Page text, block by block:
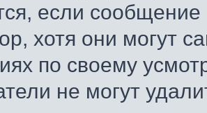
если
хотя они могут
по своему
не могут